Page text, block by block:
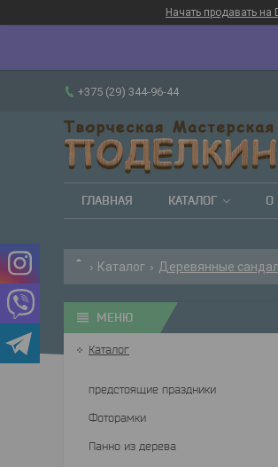
Начать продавать на
+375 (29) 344-96-44
ГЛАВНАЯ КАТАЛОГ О
Каталог Деревянные
Каталог
предстоящие праздники
Фоторамки
Панно из дерева